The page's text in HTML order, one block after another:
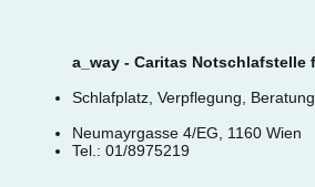
a_way - Caritas Notschlafstelle
Schlafplatz, Verpflegung,
Neumayrgasse 4/EG, 1160 Wien
Tel.: 01/8975219